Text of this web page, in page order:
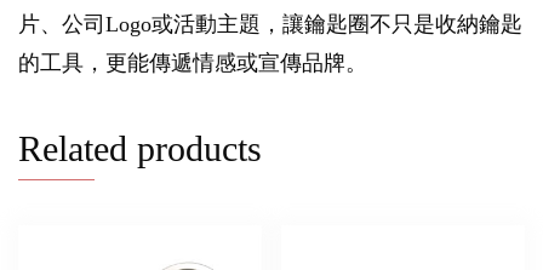
片、公司Logo或活動主題，讓鑰匙圈不只是收納鑰匙
的工具，更能傳遞情感或宣傳品牌。
Related products